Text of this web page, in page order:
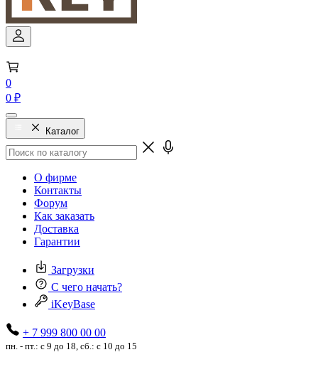
0
0 ₽
Каталог
О фирме
Контакты
Форум
Как заказать
Доставка
Гарантии
Загрузки
С чего начать?
iKeyBase
+ 7 999 800 00 00
пн. - пт.: с 9 до 18, сб.: с 10 до 15